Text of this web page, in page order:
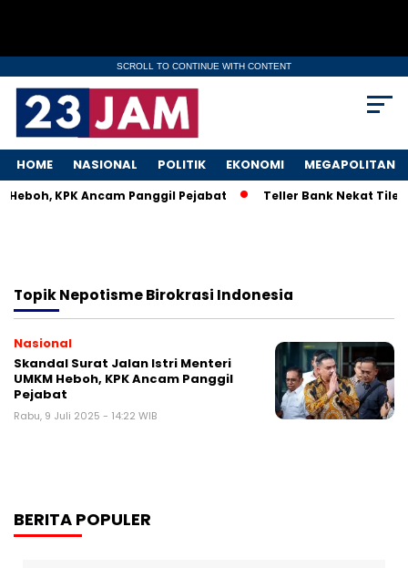
SCROLL TO CONTINUE WITH CONTENT
HOME NASIONAL POLITIK EKONOMI MEGAPOLITAN
KPK Ancam Panggil Pejabat Teller Bank Nekat Tilep
TopikNepotisme Birokrasi Indonesia
Nasional
Skandal Surat Jalan Istri Menteri
UMKM Heboh, KPK Ancam Panggil
Pejabat
Rabu, 9 Juli 2025 - 14:22 WIB
BERITA POPULER